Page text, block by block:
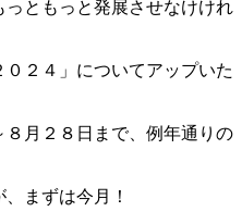
ともっと発展させなけけれ
２４」についてアップいた
月２８日まで、例年通りの
まずは今月！